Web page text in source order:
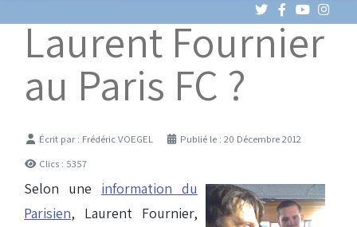
Laurent Fournier
au Paris FC ?
DétailsÉcrit par : Frédéric VOEGEL
Publié le : 20 Décembre 2012
Clics : 5357
Selon une information du
Parisien, Laurent Fournier,